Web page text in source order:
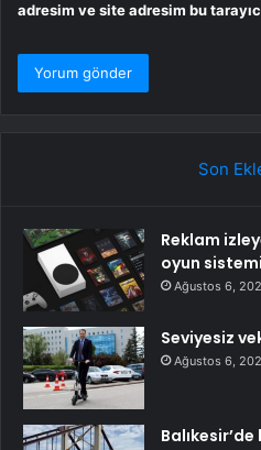
adresim ve site adresim bu
Son
Reklam
oyun
Ağustos 6,
Seviyesiz
Ağustos 6,